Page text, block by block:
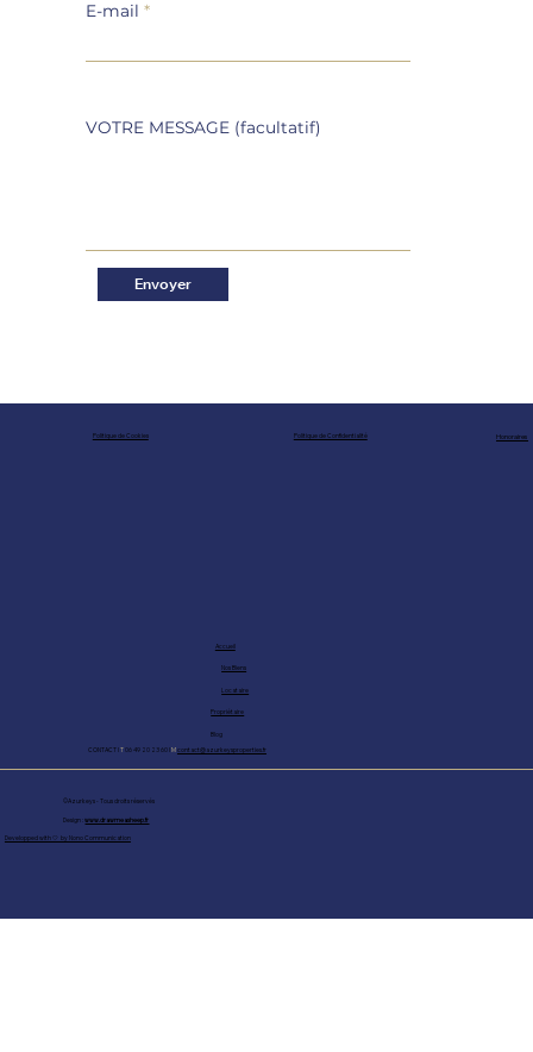
E-mail
VOTRE MESSAGE (facultatif)
Envoyer
Politique de Cookies Politique de Confidentialité Honoraires
Accueil
Nos Biens
Locataire
Propriétaire
Blog
CONTACT I T06 49 20 23 60 I Mcontact@azurkeysproperties.fr
Developped with 🤍 by Nono Communication
Design :www.drawmeasheep.fr
©Azurkeys - Tous droits réservés